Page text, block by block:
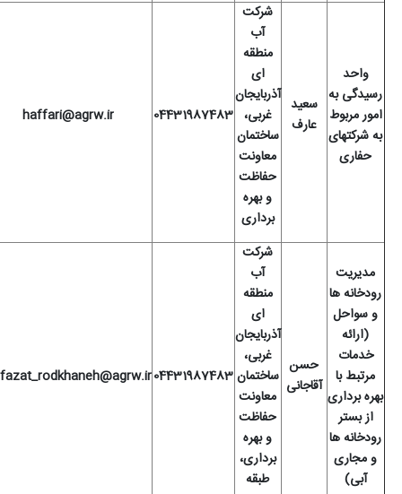
haffari@agrw.ir 04431987483
شرکت
منطقه
آذربایجان
غربی،
ساختمان
معاونت
حفاظت
و بهره
برداری
سعید
عارف
واحد
رسیدگی به
امور مربوط
به شرکتهای
حفاری
hefazat_rodkhaneh@agrw.ir04431987483
شرکت
منطقه
آذربایجان
غربی،
ساختمان
معاونت
حفاظت
و بهره
برداری،
طبقه
حسن
آقاجانی
مدیریت
رودخانه ها
و سواحل
(ارائه
خدمات
مرتبط با
بهره برداری
از بستر
رودخانه ها
و مجاری
آبی)